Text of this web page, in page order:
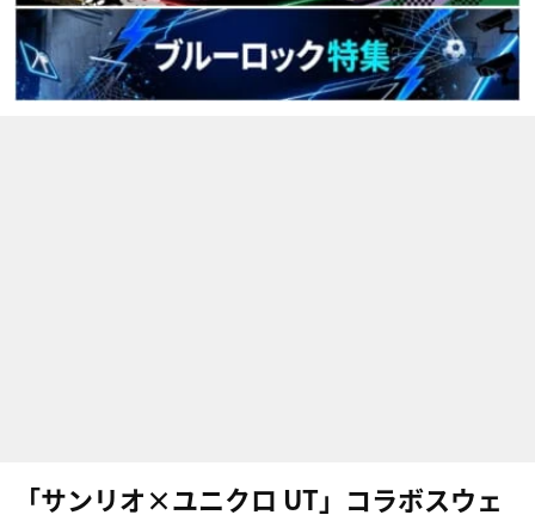
「サンリオ×ユニクロ UT」コラボスウェ